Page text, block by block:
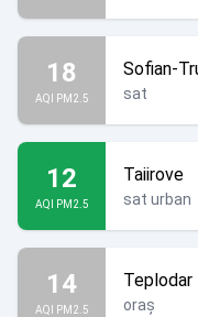
18
AQI PM2.5
Sofian-
sat
12
AQI PM2.5
Taiirove
sat urban
14
AQI PM2.5
Teplodar
oraș